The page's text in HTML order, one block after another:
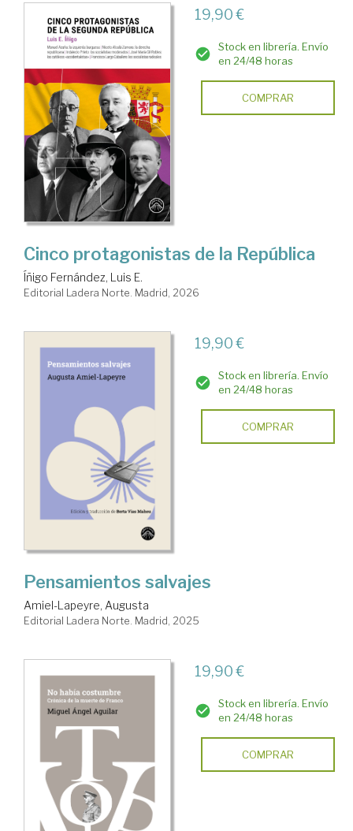
19,90 €
Stock en librería. Envío
en 24/48 horas
COMPRAR
Cinco protagonistas de la República
Íñigo Fernández, Luis E.
Editorial Ladera Norte. Madrid, 2026
19,90 €
Stock en librería. Envío
en 24/48 horas
COMPRAR
Pensamientos salvajes
Amiel-Lapeyre, Augusta
Editorial Ladera Norte. Madrid, 2025
19,90 €
Stock en librería. Envío
en 24/48 horas
COMPRAR